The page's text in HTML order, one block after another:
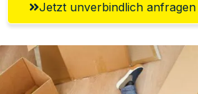
Jetzt unverbindlich anfragen